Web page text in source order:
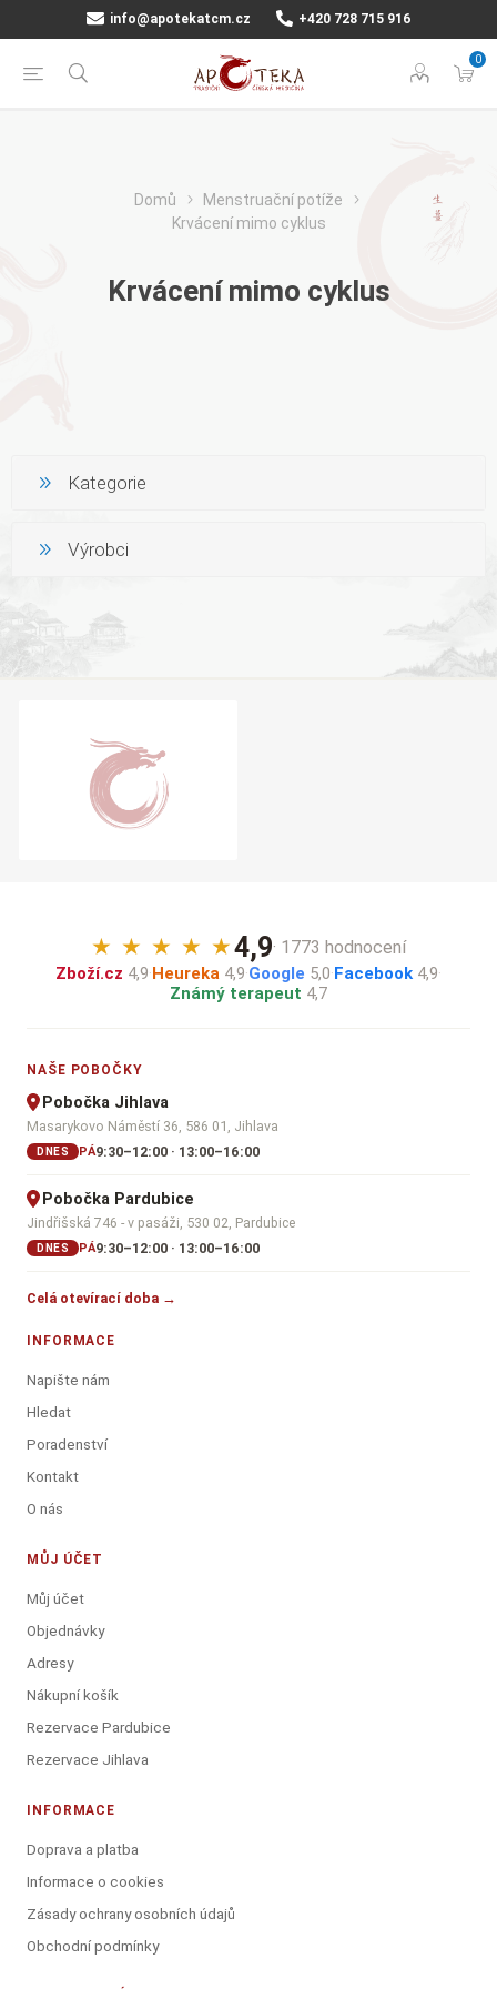
info@apotekatcm.cz +420 728 715 916
0
Domů
Menstruační potíže
Krvácení mimo cyklus
Krvácení mimo cyklus
Kategorie
Výrobci
★ ★ ★ ★ ★4,9· 1773 hodnocení
Zboží.cz 4,9·Heureka 4,9·Google 5,0·Facebook 4,9·
Známý terapeut 4,7
NAŠE POBOČKY
Pobočka Jihlava
Masarykovo Náměstí 36, 586 01, Jihlava
DNES PÁ9:30–12:00 · 13:00–16:00
Pobočka Pardubice
Jindřišská 746 - v pasáži, 530 02, Pardubice
DNES PÁ9:30–12:00 · 13:00–16:00
Celá otevírací doba →
INFORMACE
Napište nám
Hledat
Poradenství
Kontakt
O nás
MŮJ ÚČET
Můj účet
Objednávky
Adresy
Nákupní košík
Rezervace Pardubice
Rezervace Jihlava
INFORMACE
Doprava a platba
Informace o cookies
Zásady ochrany osobních údajů
Obchodní podmínky